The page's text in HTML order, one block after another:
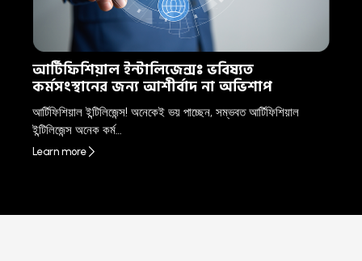
আর্টিফিশিয়াল ইন্টালিজেন্সঃ ভবিষ্যত
কর্মসংস্থানের জন্য আশীর্বাদ না অভিশাপ
আর্টিফিশিয়াল ইন্টিলিজেন্স! অনেকেই ভয় পাচ্ছেন, সম্ভবত আর্টিফিশিয়াল
ইন্টিলিজেন্স অনেক কর্ম…
Learn more